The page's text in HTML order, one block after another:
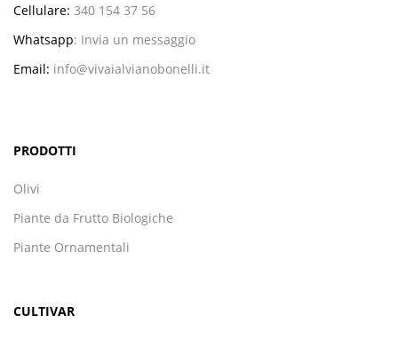
Cellulare: 340 154 37 56
Whatsapp: Invia un messaggio
Email: info@vivaialvianobonelli.it
PRODOTTI
Olivi
Piante da Frutto Biologiche
Piante Ornamentali
CULTIVAR